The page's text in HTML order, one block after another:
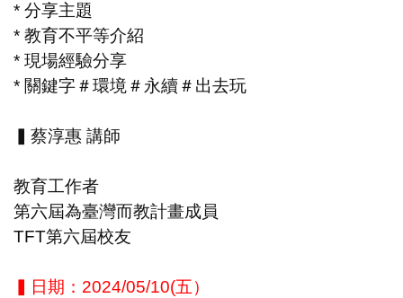
* 分享主題
* 教育不平等介紹
* 現場經驗分享
* 關鍵字＃環境＃永續＃出去玩
▍蔡淳惠 講師
教育工作者
第六屆為臺灣而教計畫成員
TFT第六屆校友
▍日期：2024/05/10(五）